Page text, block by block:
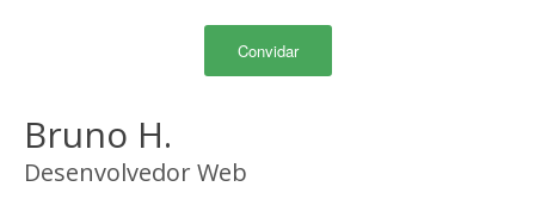
Convidar
Bruno H.
Desenvolvedor Web